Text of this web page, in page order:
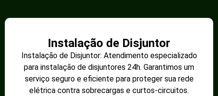
Instalação de Disjuntor
Instalação de Disjuntor: Atendimento especializado
para instalação de disjuntores 24h. Garantimos um
serviço seguro e eficiente para proteger sua rede
elétrica contra sobrecargas e curtos-circuitos.